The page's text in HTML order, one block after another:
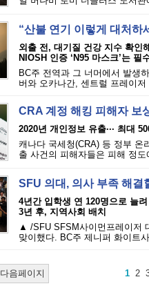
“산불 연기 이렇게 대처하
외출 전, 대기질 건강 지수 확인
NIOSH 인증 ‘N95 마스크’는 필
BC주 전역과 그 너머에서 발생
버와 오카나간, 센트럴 프레이
CRA 계정 해킹 피해자 보
2020년 개인정보 유출··· 최대
캐나다 국세청(CRA) 등 정부 온
출 사건의 피해자들은 피해 정
SFU 의대, 의사 부족 해
4년간 입학생 연 120명으로 늘려
3년 후, 지역사회 배치
▲ /SFU SFSM사이먼프레이저
맞이했다. BC주 제니퍼 화이트
다음페이지 1 2